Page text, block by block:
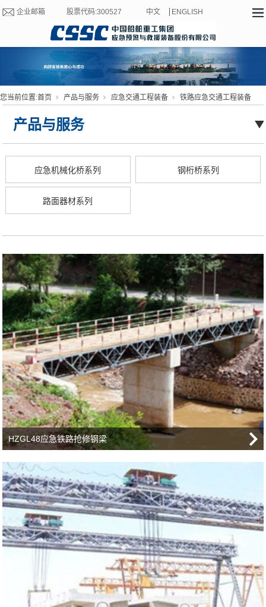
企业邮箱 股票代码:300527 中文 ENGLISH
您当前位置:首页 产品与服务 应急交通工程装备 铁路应急交通工程装备
产品与服务
应急机械化桥系列 钢桁桥系列
路面器材系列
HZGL48应急铁路抢修钢梁